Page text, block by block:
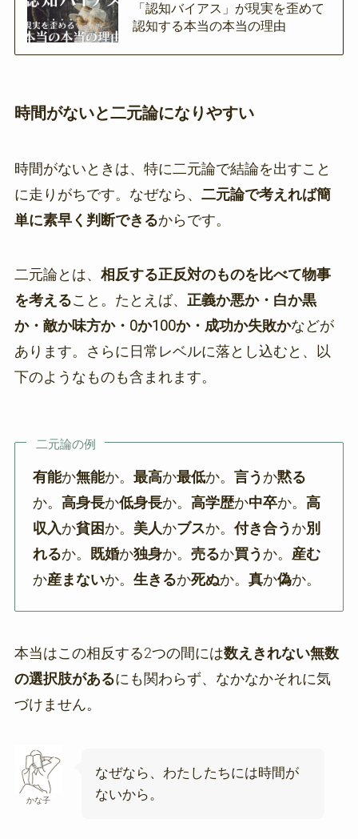
「認知バイアス」が現実を歪めて
認知する本当の本当の理由
時間がないと二元論になりやすい
時間がないときは、特に二元論で結論を出すこと
に走りがちです。なぜなら、 二元論で考えれば簡
単に素早く判断できるからです。
二元論とは、 相反する正反対のものを比べて物事
を考えること。たとえば、 正義か悪か・白か黒
か・敵か味方か・0か100か・成功か失敗かなどが
あります。さらに日常レベルに落とし込むと、以
下のようなものも含まれます。
二元論の例
有能か無能か。最高か最低か。言うか黙る
か。高身長か低身長か。高学歴か中卒か。高
収入か貧困か。 美人かブスか。付き合うか別
れるか。 既婚か独身か。売るか買うか。 産む
か産まないか。生きるか死ぬか。真か偽か。
本当はこの相反する2つの間には数えきれない無数
の選択肢があるにも関わらず、なかなかそれに気
づけません。
かな子
なぜなら、わたしたちには時間が
ないから。